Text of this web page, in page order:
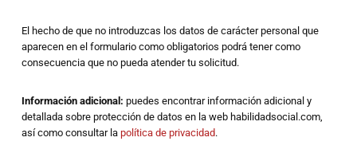
El hecho de que no introduzcas los datos de carácter personal que
aparecen en el formulario como obligatorios podrá tener como
consecuencia que no pueda atender tu solicitud.
Información adicional: puedes encontrar información adicional y
detallada sobre protección de datos en la web habilidadsocial.com,
así como consultar lapolítica de privacidad.